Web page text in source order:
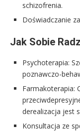
schizofrenia.
Doświadczanie
Jak Sobie
Psychoterapia:
poznawczo-
Farmakoterapia:
derealizacja jest
Konsultacja ze